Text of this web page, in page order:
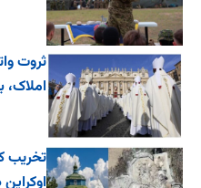
ثروت
املاک، به ۲.۷ میلیارد